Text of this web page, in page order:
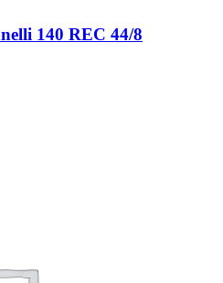
140 REC 44/8